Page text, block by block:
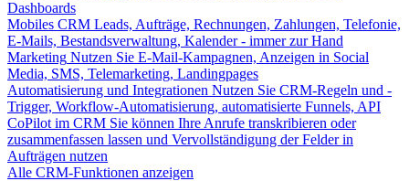
Dashboards
Mobiles CRM Leads, Aufträge, Rechnungen, Zahlungen, Telefonie,
E-Mails, Bestandsverwaltung, Kalender - immer zur Hand
Marketing Nutzen Sie E-Mail-Kampagnen, Anzeigen in Social
Media, SMS, Telemarketing, Landingpages
Automatisierung und Integrationen Nutzen Sie CRM-Regeln und -
Trigger, Workflow-Automatisierung, automatisierte Funnels, API
CoPilot im CRM Sie können Ihre Anrufe transkribieren oder
zusammenfassen lassen und Vervollständigung der Felder in
Aufträgen nutzen
Alle CRM-Funktionen anzeigen